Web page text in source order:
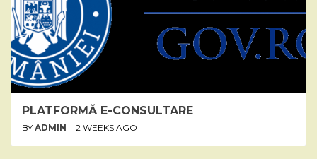
PLATFORMĂ E-CONSULTARE
BY ADMIN 2 WEEKS AGO